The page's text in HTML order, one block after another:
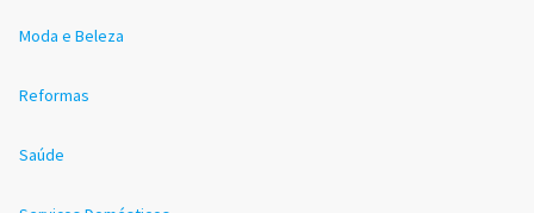
Moda e Beleza
Reformas
Saúde